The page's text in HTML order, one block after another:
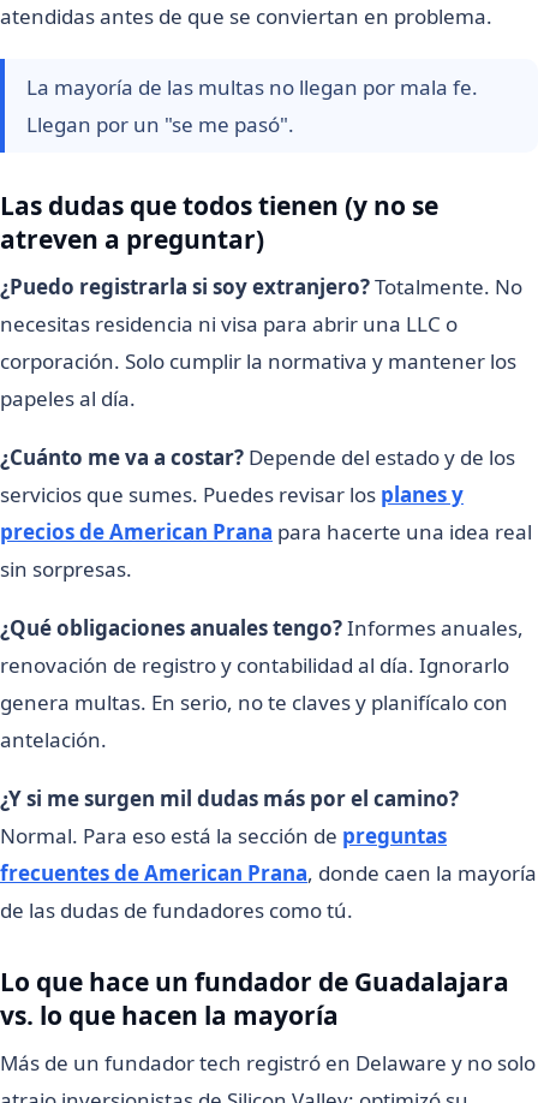
atendidas antes de que se conviertan en problema.
La mayoría de las multas no llegan por mala fe.
Llegan por un "se me pasó".
Las dudas que todos tienen (y no se
atreven a preguntar)
¿Puedo registrarla si soy extranjero?Totalmente. No
necesitas residencia ni visa para abrir una LLC o
corporación. Solo cumplir la normativa y mantener los
papeles al día.
¿Cuánto me va a costar? Depende del estado y de los
servicios que sumes. Puedes revisar los planes y
precios de American Prana para hacerte una idea real
sin sorpresas.
¿Qué obligaciones anuales tengo?Informes anuales,
renovación de registro y contabilidad al día. Ignorarlo
genera multas. En serio, no te claves y planifícalo con
antelación.
¿Y si me surgen mil dudas más por el camino?
Normal. Para eso está la sección de preguntas
frecuentes de American Prana, donde caen la mayoría
de las dudas de fundadores como tú.
Lo que hace un fundador de Guadalajara
vs. lo que hacen la mayoría
Más de un fundador tech registró en Delaware y no solo